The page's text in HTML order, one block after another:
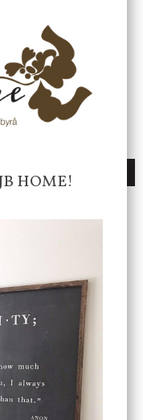
- 15.00
AV
Mushroom
KÖP
HOME!